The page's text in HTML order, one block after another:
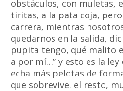
obstáculos, con muletas,
tiritas, a la pata coja,
carrera, mientras
quedarnos en la salida,
pupita tengo, qué malito
a por mí…” y esto es la ley
echa más pelotas de
que sobrevive, el resto,